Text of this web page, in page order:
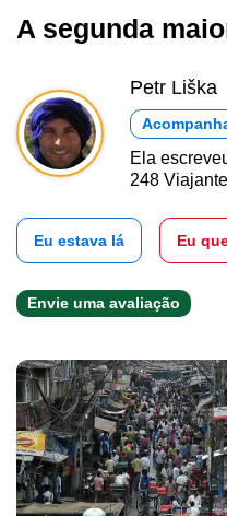
A segunda
Petr Liška
Ela
248
Eu estava lá Eu
Envie uma avaliação